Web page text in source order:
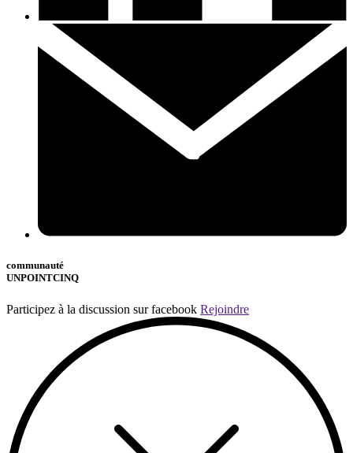
communauté
UNPOINTCINQ
Participez à la discussion sur facebook Rejoindre